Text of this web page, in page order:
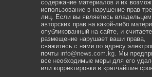
содержание материалов и их
использование в нарушение прав
лиц. Если вы являетесь владельцем
авторских прав на какой-либо
опубликованный на сайте, и
размещение нарушает ваши права,
свяжитесь с нами по адресу
почты info@news.com.kg. Мы
все необходимые меры для его
или корректировки в кратчайшие